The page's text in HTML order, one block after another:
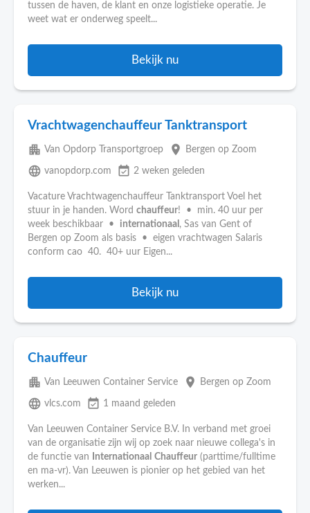
tussen de haven, de klant en onze logistieke operatie. Je
weet wat er onderweg speelt...
Bekijk nu
Vrachtwagenchauffeur Tanktransport
apartment Van Opdorp Transportgroep place Bergen op Zoom
language vanopdorp.com event_available 2 weken geleden
Vacature Vrachtwagenchauffeur Tanktransport Voel het
stuur in je handen. Word chauffeur! • min. 40 uur per
week beschikbaar • internationaal , Sas van Gent of
Bergen op Zoom als basis • eigen vrachtwagen Salaris
conform cao 40. 40+ uur Eigen...
Bekijk nu
Chauffeur
apartment Van Leeuwen Container Service place Bergen op Zoom
language vlcs.com event_available 1 maand geleden
Van Leeuwen Container Service B.V. In verband met groei
van de organisatie zijn wij op zoek naar nieuwe collega's in
de functie van
Internationaal Chauffeur (parttime/fulltime
en ma-vr). Van Leeuwen is pionier op het gebied van het
werken...